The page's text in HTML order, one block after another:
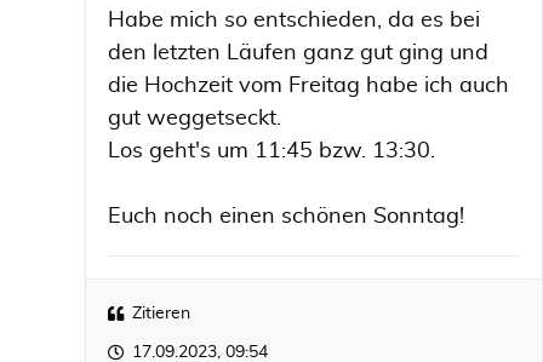
Habe mich so entschieden, da es bei
den letzten Läufen ganz gut ging und
die Hochzeit vom Freitag habe ich auch
gut weggetseckt.
Los geht's um 11:45 bzw. 13:30.
Euch noch einen schönen Sonntag!
Zitieren
17.09.2023, 09:54